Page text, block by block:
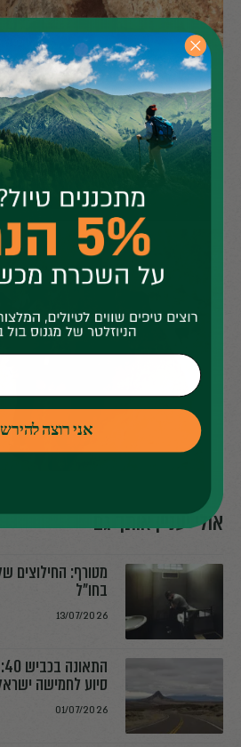
אולי יעניין אותך גם
מטורף: החילוצים
בחו"ל
13/07/2026
סיוע לחמישה
01/07/2026
אני רוצה